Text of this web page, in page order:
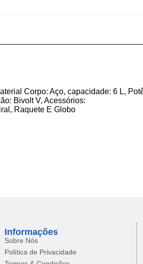
Corpo: Aço, capacidade: 6 L,
Bivolt V, Acessórios:
Raquete E Globo
Informações
Sobre Nós
Política de Privacidade